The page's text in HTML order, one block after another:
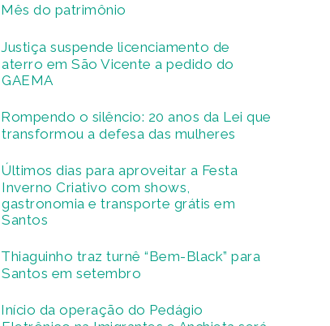
Mês do patrimônio
Justiça suspende licenciamento de
aterro em São Vicente a pedido do
GAEMA
Rompendo o silêncio: 20 anos da Lei que
transformou a defesa das mulheres
Últimos dias para aproveitar a Festa
Inverno Criativo com shows,
gastronomia e transporte grátis em
Santos
Thiaguinho traz turnê “Bem-Black” para
Santos em setembro
Início da operação do Pedágio